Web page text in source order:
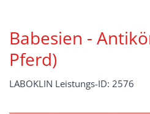
Babesien -
Pferd)
LABOKLIN Leistungs-ID: 2576